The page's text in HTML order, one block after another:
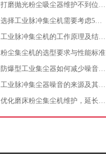
打磨抛光粉尘吸尘器维护不到位，那是你没有注意这些而已！
选择工业脉冲集尘机需要考虑5大因素,你都了解吗?
工业脉冲集尘机的工作原理及结构特点说明
粉尘集尘机的选型要求与性能标准
防爆型工业集尘器如何减少噪音?三个方法轻松解决
工业脉冲集尘器噪音的来源及其控制策略
优化磨床粉尘集尘机维护，延长设备寿命